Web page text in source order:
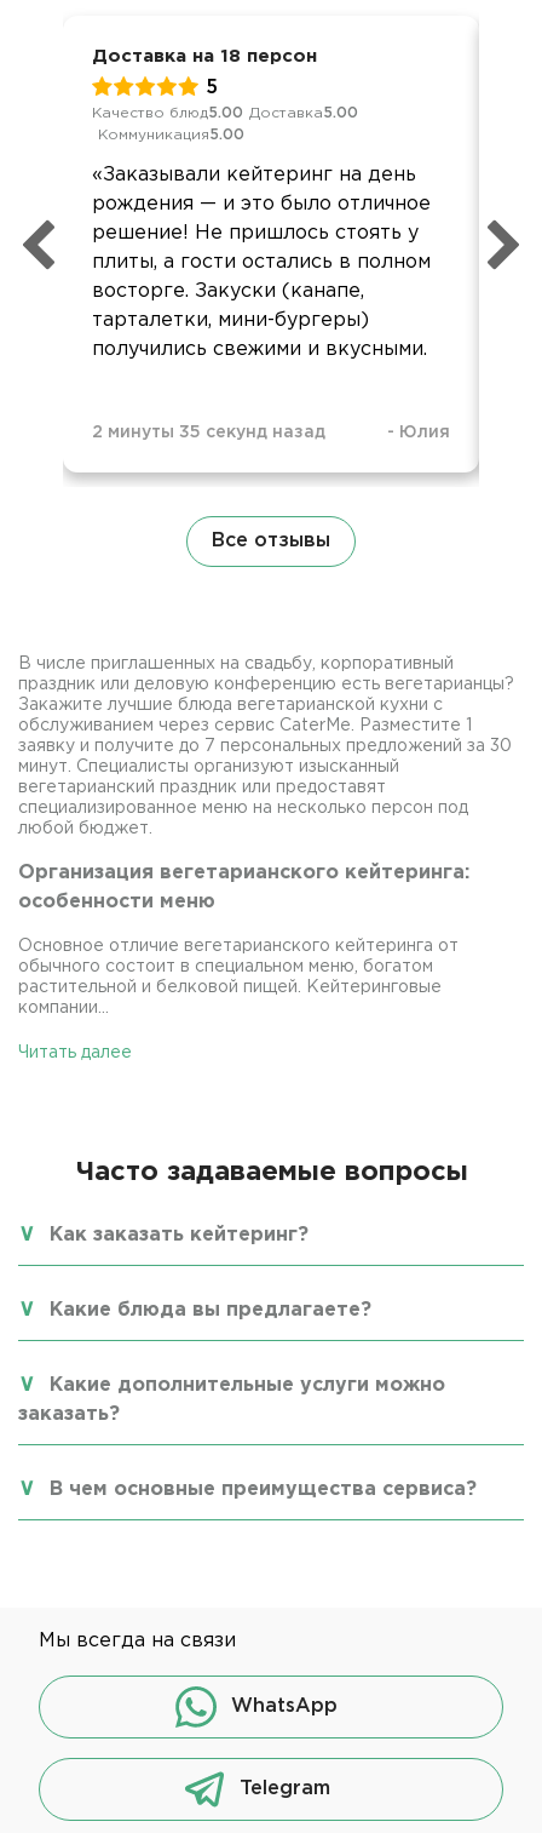
Доставка на 18 персон
5
Качество блюд5.00 Доставка5.00
Коммуникация5.00
«Заказывали кейтеринг на день
рождения — и это было отличное
решение! Не пришлось стоять у
плиты, а гости остались в полном
восторге. Закуски (канапе,
тарталетки, мини-бургеры)
получились свежими и вкусными.
2 минуты 35 секунд назад - Юлия
Все отзывы
В числе приглашенных на свадьбу, корпоративный
праздник или деловую конференцию есть вегетарианцы?
Закажите лучшие блюда вегетарианской кухни с
обслуживанием через сервис CaterMe. Разместите 1
заявку и получите до 7 персональных предложений за 30
минут. Специалисты организуют изысканный
вегетарианский праздник или предоставят
специализированное меню на несколько персон под
любой бюджет.
Организация вегетарианского кейтеринга:
особенности меню
Основное отличие вегетарианского кейтеринга от
обычного состоит в специальном меню, богатом
растительной и белковой пищей. Кейтеринговые
компании...
Читать далее
Часто задаваемые вопросы
Как заказать кейтеринг?
Какие блюда вы предлагаете?
Какие дополнительные услуги можно
заказать?
В чем основные преимущества сервиса?
Мы всегда на связи
WhatsApp
Telegram